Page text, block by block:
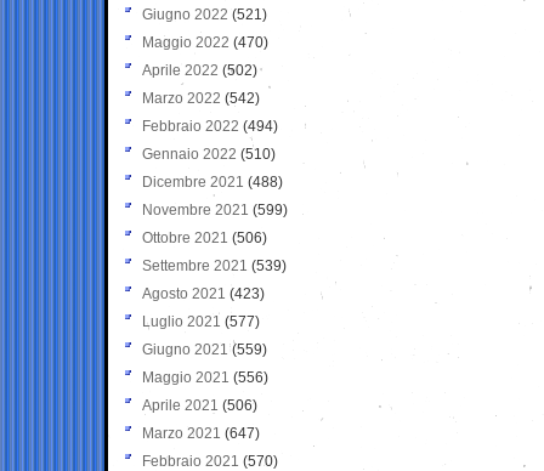
Giugno 2022 (521)
Maggio 2022 (470)
Aprile 2022 (502)
Marzo 2022 (542)
Febbraio 2022 (494)
Gennaio 2022 (510)
Dicembre 2021 (488)
Novembre 2021 (599)
Ottobre 2021 (506)
Settembre 2021 (539)
Agosto 2021 (423)
Luglio 2021 (577)
Giugno 2021(559)
Maggio 2021 (556)
Aprile 2021 (506)
Marzo 2021 (647)
Febbraio 2021 (570)